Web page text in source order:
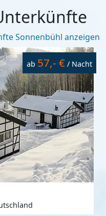
Sonnenbühl anzeigen
ab 57,- € / Nacht